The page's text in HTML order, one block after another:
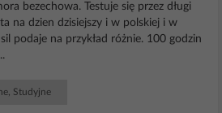
bezechowa. Testuje się przez długi
na dzien dzisiejszy i w polskiej i w
podaje na przykład różnie. 100 godzin
Studyjne